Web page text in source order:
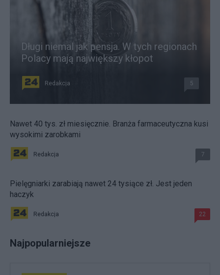
Długi niemal jak pensja. W tych regionach
Polacy mają największy kłopot
Redakcja 5
Nawet 40 tys. zł miesięcznie. Branża farmaceutyczna kusi
wysokimi zarobkami
Redakcja 7
Pielęgniarki zarabiają nawet 24 tysiące zł. Jest jeden
haczyk
Redakcja 22
Najpopularniejsze